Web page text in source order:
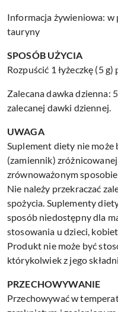
Informacja żywieniowa: w
tauryny
SPOSÓB UŻYCIA
Rozpuścić 1 łyżeczkę (5
Zalecana dawka dzienna:
zalecanej dawki dziennej.
UWAGA
Suplement diety nie
(zamiennik)
zrównoważonym
Nie należy przekraczać
spożycia. Suplementy
sposób niedostępny dla
stosowania u dzieci,
Produkt nie może być
którykolwiek z jego
PRZECHOWYWANIE
Przechowywać w